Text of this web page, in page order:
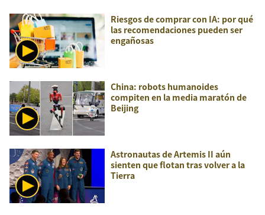
Riesgos de comprar con IA: por qué
las recomendaciones pueden ser
engañosas
China: robots humanoides
compiten en la media maratón de
Beijing
Astronautas de Artemis II aún
sienten que flotan tras volver a la
Tierra